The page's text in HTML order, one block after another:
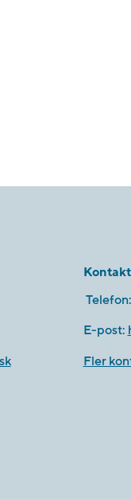
Telefon:
E-post:
Fler